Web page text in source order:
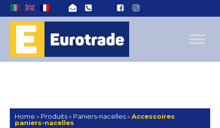
Home » Produits» Paniers-nacelles»Accessoires
paniers-nacelles